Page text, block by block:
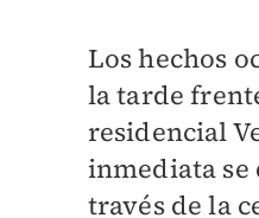
Los hechos
la tarde
residencial
inmediata se
través de la